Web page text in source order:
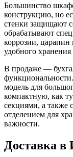
Большинство
конструкцию, но
стенки защищают
обрабатывают
коррозии, царапин
удобного хранения
В продаже —
модель для
компактную, как
секциями, а также
отделением для
важности.
Доставка в